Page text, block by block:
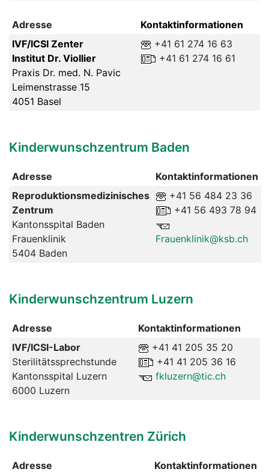
Adresse
Kontaktinformationen
IVF/ICSI Zenter
Institut Dr. Viollier
Praxis Dr. med. N. Pavic
Leimenstrasse 15
4051 Basel
+41 61 274 16 63
+41 61 274 16 61
Kinderwunschzentrum Baden
Adresse
Kontaktinformationen
Reproduktionsmedizinisches
Zentrum
Kantonsspital Baden
Frauenklinik
5404 Baden
+41 56 484 23 36
+41 56 493 78 94
Frauenklinik@ksb.ch
Kinderwunschzentrum Luzern
Adresse
Kontaktinformationen
IVF/ICSI-Labor
Sterilitätssprechstunde
Kantonsspital Luzern
6000 Luzern
+41 41 205 35 20
+41 41 205 36 16
fkluzern@tic.ch
Kinderwunschzentren Zürich
Adresse
Kontaktinformationen